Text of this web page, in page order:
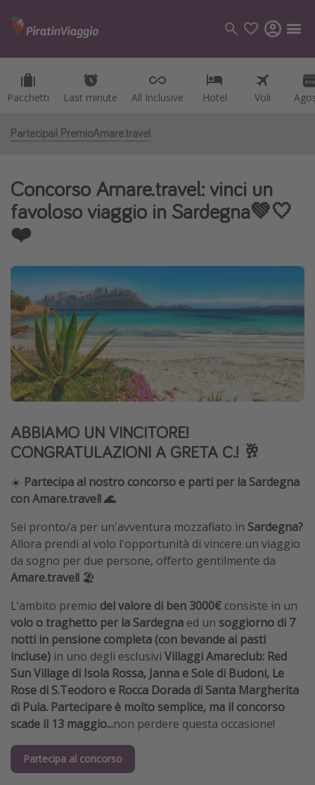
Pacchetti Last minute All Inclusive Hotel Voli
Pacchetti Last minute All Inclusive Hotel Voli
Categorie
Voli
Crociere
Destinazioni
Tutte le destinazioni
Italia
Albania
Grecia
Baleari
Egitto
Tunisia
Malta
Canarie
Vacanze last minute
Vacanze all inclusive
Vacanze estate 2026
Vacanze di Pasqua 2026
Last minute capodanno
Vacanze con bambini
Vacanze al mare
Viaggi per single
Travel magazine
Partecipail PremioAmare.travel
Concorso Amare.travel: vinci un
favoloso viaggio in Sardegna💚🤍
❤️
ABBIAMO UN VINCITORE!
CONGRATULAZIONI A GRETA C.! 🥂
☀️ Partecipa al nostro concorso e parti per la Sardegna
con Amare.travel! 🌊
Sei pronto/a per un'avventura mozzafiato in Sardegna?
Allora prendi al volo l'opportunità di vincere un viaggio
da sogno per due persone, offerto gentilmente da
Amare.travel! 🏖️
L'ambito premio del valore di ben 3000€ consiste in un
volo o traghetto per la Sardegna ed un soggiorno di 7
notti in pensione completa (con bevande ai pasti
incluse) in uno degli esclusivi Villaggi Amareclub: Red
Sun Village di Isola Rossa, Janna e Sole di Budoni, Le
Rose di S.Teodoro e Rocca Dorada di Santa Margherita
di Pula. Partecipare è molto semplice, ma il concorso
scade il 13 maggio...non perdere questa occasione!
Partecipa al concorso